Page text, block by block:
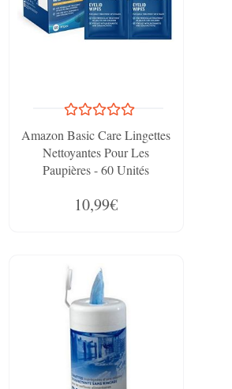
Amazon Basic Care Lingettes
Nettoyantes Pour Les
Paupières - 60 Unités
10,99€